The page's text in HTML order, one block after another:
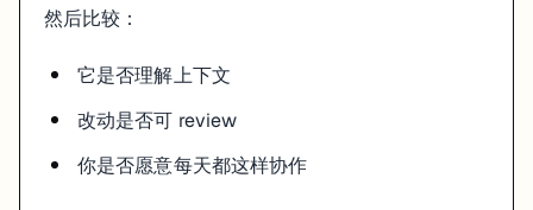
然后比较：
它是否理解上下文
改动是否可 review
你是否愿意每天都这样协作